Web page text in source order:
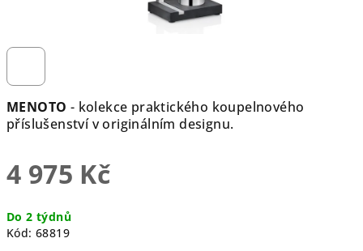
MENOTO - kolekce praktického koupelnového
příslušenství v originálním designu.
4 975 Kč
cena:
Do 2 týdnů
Kód: 68819